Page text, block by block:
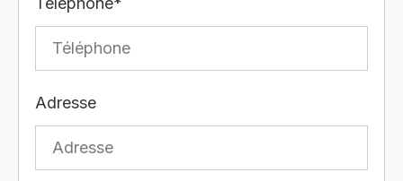
Adresse